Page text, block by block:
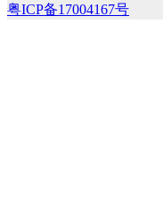
粤ICP备17004167号